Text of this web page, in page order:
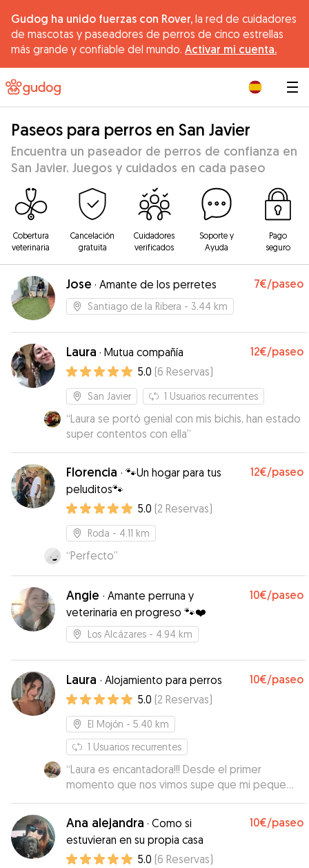
Gudog ha unido fuerzas con Rover, la red de cuidadores
de mascotas y paseadores de perros de cinco estrellas
más grande y confiable del mundo. Activar mi cuenta.
Paseos para perros en San Javier
Encuentra un paseador de perros de confianza en
San Javier. Juegos y cuidados en cada paseo
Cobertura
veterinaria
Cancelación
gratuita
Cuidadores
verificados
Soporte y
Ayuda
Pago
seguro
Jose · Amante de los perretes 7€/paseo
Santiago de la Ribera - 3.44 km
Laura · Mutua compañía 12€/paseo
5.0 (6 Reservas)
San Javier 1 Usuarios recurrentes
“Laura se portó genial con mis bichis, han estado
super contentos con ella”
Florencia · 🐾Un hogar para tus
peluditos🐾
12€/paseo
5.0 (2 Reservas)
Roda - 4.11 km
“Perfecto”
Angie · Amante perruna y
veterinaria en progreso 🐾❤️
10€/paseo
Los Alcázares - 4.94 km
Laura · Alojamiento para perros 10€/paseo
5.0 (2 Reservas)
El Mojón - 5.40 km
1 Usuarios recurrentes
“Laura es encantadora!!! Desde el primer
momento que nos vimos supe que mi peque
estaría feliz y cuidado … Nos a tenido
informados de cómo estaba disfrutando con msj
, fotos y vídeos Estamos muy contentos y
agradecidos porque Nano a estado sin duda
súper feliz … Mil gracias Laura , eres un sol 🥰😘
Ana alejandra · Como si
estuvieran en su propia casa
10€/paseo
5.0 (6 Reservas)